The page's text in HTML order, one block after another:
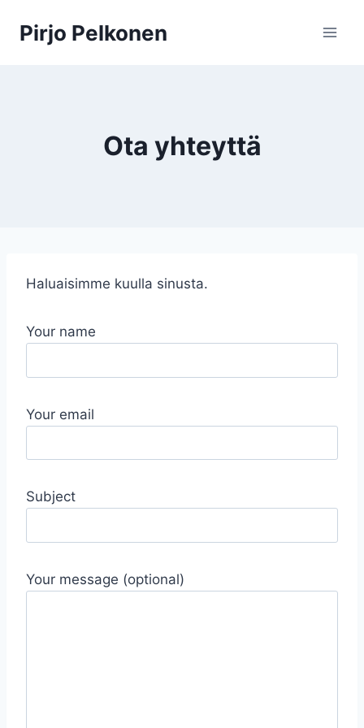
sisältöön
Pirjo Pelkonen
Ota yhteyttä
Haluaisimme kuulla sinusta.
Your name
Your email
Subject
Your message (optional)